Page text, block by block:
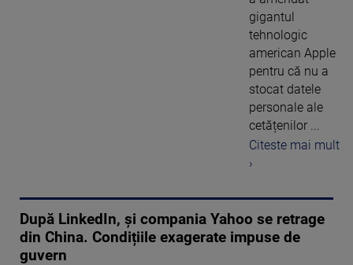
gigantul
tehnologic
american Apple
pentru că nu a
stocat datele
personale ale
cetățenilor ...
Citeste mai mult
›
După LinkedIn, și compania Yahoo se retrage
din China. Condițiile exagerate impuse de
guvern